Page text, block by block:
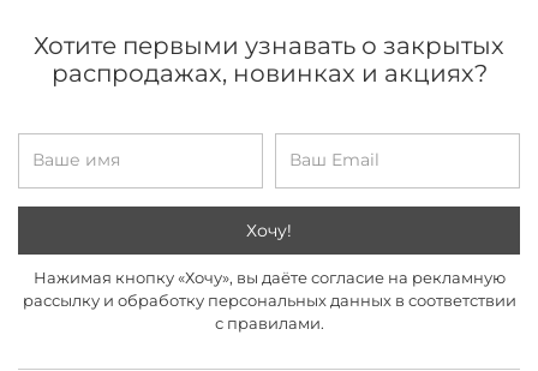
Хотите первыми узнавать о закрытых
распродажах, новинках и акциях?
Хочу!
Нажимая кнопку «Хочу», вы даёте согласие на рекламную
рассылку и обработку персональных данных в соответствии
с правилами.